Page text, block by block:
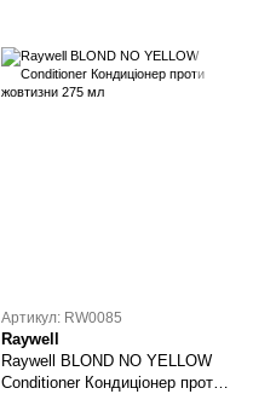
Артикул: RW0085
Raywell
Raywell BLOND NO YELLOW
Conditioner Кондиціонер проти